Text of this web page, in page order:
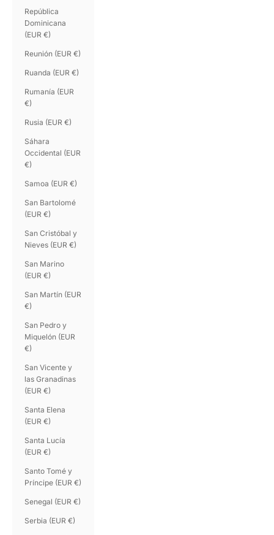
República
Dominicana
(EUR €)
Reunión (EUR €)
Ruanda (EUR €)
Rumanía (EUR
€)
Rusia (EUR €)
Sáhara
Occidental (EUR
€)
Samoa (EUR €)
San Bartolomé
(EUR €)
San Cristóbal y
Nieves (EUR €)
San Marino
(EUR €)
San Martín (EUR
€)
San Pedro y
Miquelón (EUR
€)
San Vicente y
las Granadinas
(EUR €)
Santa Elena
(EUR €)
Santa Lucía
(EUR €)
Santo Tomé y
Príncipe (EUR €)
Senegal (EUR €)
Serbia (EUR €)